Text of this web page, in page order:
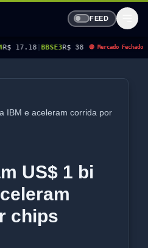
FEED
R$ 38.23|BEES3R$ 8.81|BEES4R$
🔴 Mercado Fechado
IBM e aceleram corrida por
US$ 1 bi
chips